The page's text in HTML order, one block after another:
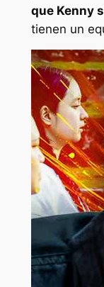
que Kenny
tienen un